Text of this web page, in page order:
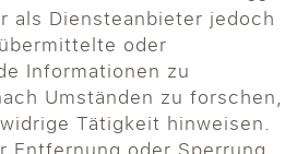
als Diensteanbieter jedoch
oder
Informationen zu
Umständen zu forschen,
Tätigkeit hinweisen.